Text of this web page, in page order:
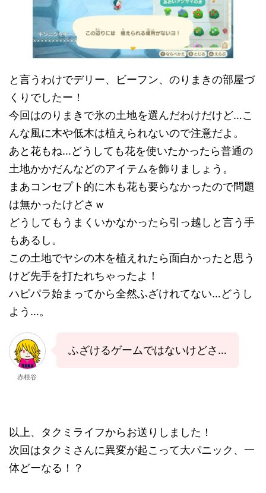
と言うわけでデリー、ビーフン、のりまきの部屋づ
くりでしたー！
今回はのりまきで氷の土地を選んだわけだけど…こ
んな風に木や低木は植えられないので注意だよ。
あと花もね…どうしても花を使いたかったら普通の
土地かかだんなどのアイテムを飾りましょう。
まあコンセプト的に木も花も要らなかったので問題
は無かったけどさｗ
どうしてもうまくいかなかったら引っ越しと言う手
もあるし。
この土地でヤシの木を植えれたら面白かったと思う
けど先手を打たれちゃったよ！
ハピパラ始まってから全然ふざけれてない…どうし
よう…。
赤根谷
ふざけるゲームではないけどさ…
以上、タクミライフからお送りしました！
次回はタクミさんに異変が起こって大パニック、一
体どーなる！？